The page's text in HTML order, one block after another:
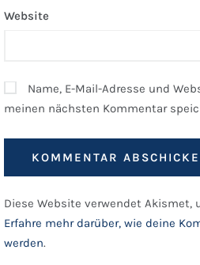
Website
Name, E-Mail-Adresse und
meinen nächsten Kommentar
Diese Website verwendet Akismet,
Erfahre mehr darüber, wie deine
werden.